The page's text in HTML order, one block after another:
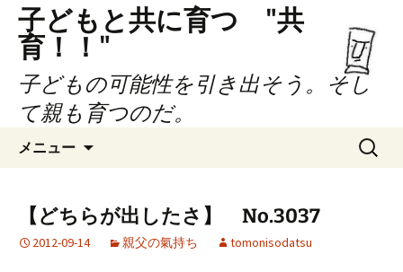
子どもと共に育つ "共
育！！"
子どもの可能性を引き出そう。そし
て親も育つのだ。
メニュー
ツ
検
索:
【どちらが出したさ】 No.3037
2012-09-14 親父の氣持ち tomonisodatsu